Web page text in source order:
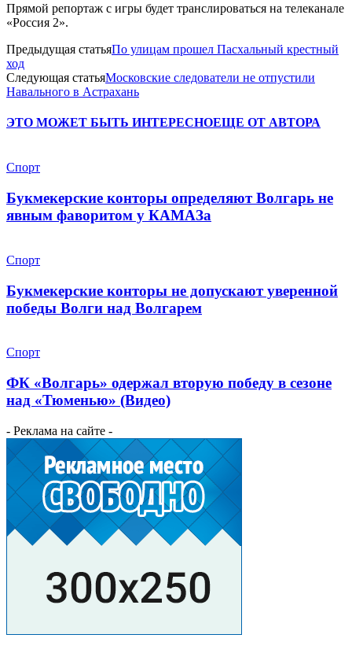
Прямой репортаж с игры будет транслироваться на телеканале
«Россия 2».
Предыдущая статьяПо улицам прошел Пасхальный крестный
ход
Следующая статьяМосковские следователи не отпустили
Навального в Астрахань
ЭТО МОЖЕТ БЫТЬ ИНТЕРЕСНОЕЩЕ ОТ АВТОРА
Спорт
Букмекерские конторы определяют Волгарь не
явным фаворитом у КАМАЗа
Спорт
Букмекерские конторы не допускают уверенной
победы Волги над Волгарем
Спорт
ФК «Волгарь» одержал вторую победу в сезоне
над «Тюменью» (Видео)
- Реклама на сайте -